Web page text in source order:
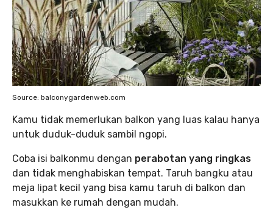
Source: balconygardenweb.com
Kamu tidak memerlukan balkon yang luas kalau hanya
untuk duduk-duduk sambil ngopi.
Coba isi balkonmu dengan perabotan yang ringkas
dan tidak menghabiskan tempat. Taruh bangku atau
meja lipat kecil yang bisa kamu taruh di balkon dan
masukkan ke rumah dengan mudah.